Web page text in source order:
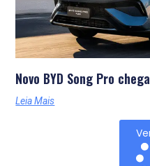
Novo BYD Song Pro
Leia Mais